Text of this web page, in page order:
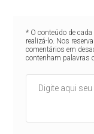
* O conteúdo de
realizá-lo. Nos
comentários em
contenham palavras